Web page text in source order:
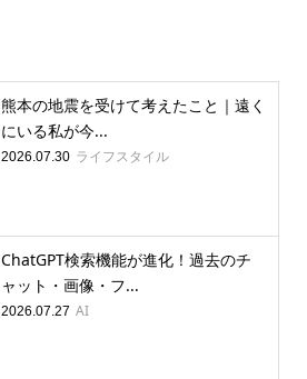
熊本の地震を受けて考えたこと｜遠く
にいる私が今...
2026.07.30 ライフスタイル
ChatGPT検索機能が進化！過去のチ
ャット・画像・フ...
2026.07.27 AI